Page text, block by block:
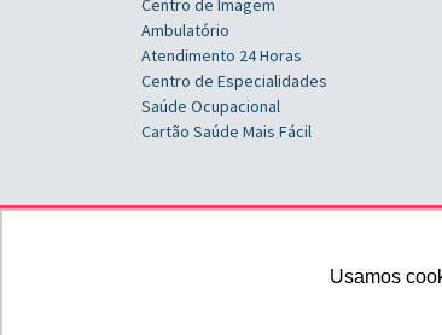
Usamos
Centro de Imagem
Ambulatório
Atendimento 24 Horas
Centro de Especialidades
Saúde Ocupacional
Cartão Saúde Mais Fácil